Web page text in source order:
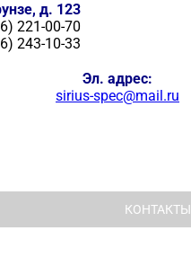
д. 123
221-00-70
243-10-33
Эл. адрес:
sirius-spec@mail.ru
КОНТАКТЫ